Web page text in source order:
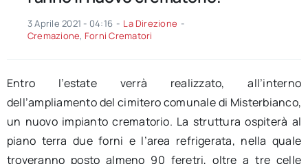
3 Aprile 2021 - 04:16 - La Direzione -
Cremazione, Forni Crematori
Entro l’estate verrà realizzato, all’interno
dell’ampliamento del cimitero comunale di Misterbianco,
un nuovo impianto crematorio. La struttura ospiterà al
piano terra due forni e l’area refrigerata, nella quale
troveranno posto almeno 90 feretri, oltre a tre celle